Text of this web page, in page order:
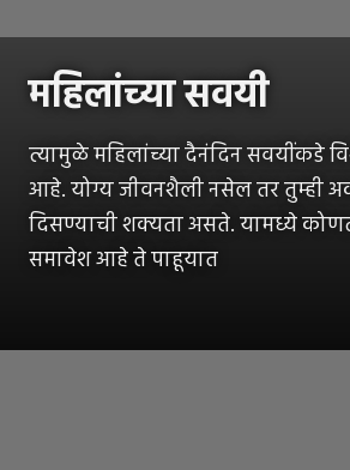
महिलांच्या सवयी
त्यामुळे महिलांच्या दैनंदिन सवयींकडे
आहे. योग्य जीवनशैली नसेल तर तुम्ही
दिसण्याची शक्यता असते. यामध्ये
समावेश आहे ते पाहूयात